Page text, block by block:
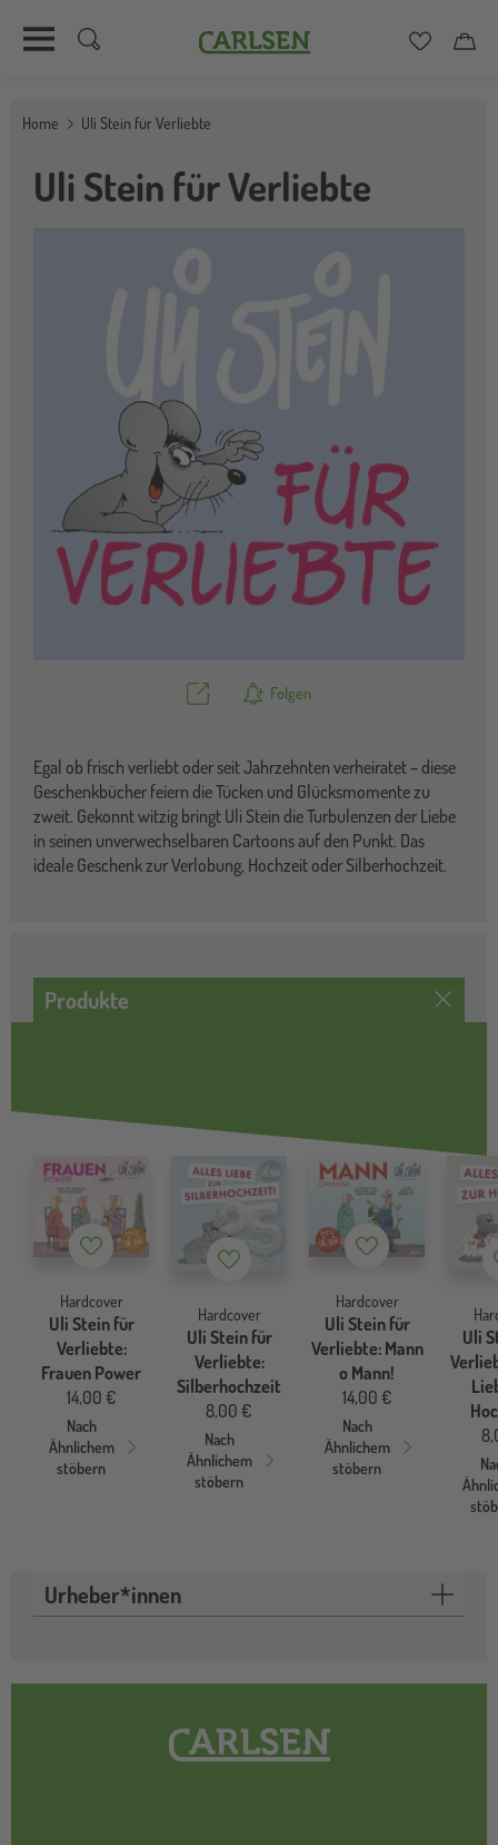
zum
Carlsen
Home Uli Stein für Verliebte
Uli Stein für Verliebte
Teilen Folgen
Egal ob frisch verliebt oder seit Jahrzehnten verheiratet – diese
Geschenkbücher feiern die Tücken und Glücksmomente zu
zweit. Gekonnt witzig bringt Uli Stein die Turbulenzen der Liebe
in seinen unverwechselbaren Cartoons auf den Punkt. Das
ideale Geschenk zur Verlobung, Hochzeit oder Silberhochzeit.
Produkte
Merkzettel
Hardcover
Uli Stein für
Verliebte:
Frauen Power
14,00 €
Nach
Ähnlichem
stöbern
Merkzettel
Hardcover
Uli Stein für
Verliebte:
Silberhochzeit
8,00 €
Nach
Ähnlichem
stöbern
Merkzettel
Hardcover
Uli Stein für
Verliebte: Mann
o Mann!
14,00 €
Nach
Ähnlichem
stöbern
Uli
Urheber*innen